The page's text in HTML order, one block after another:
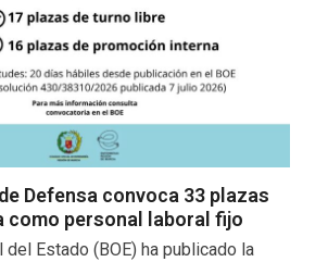
Defensa convoca 33 plazas
como personal laboral fijo
del Estado (BOE) ha publicado la